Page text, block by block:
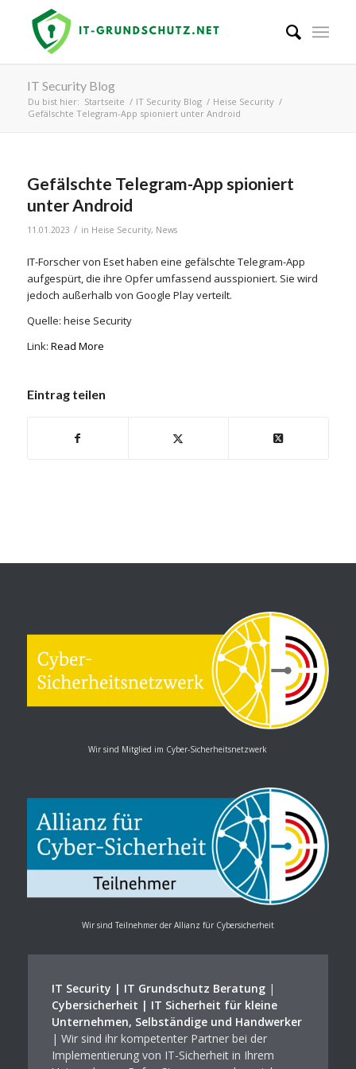
IT Security Blog
Du bist hier: Startseite / IT Security Blog / Heise Security /
Gefälschte Telegram-App spioniert unter Android
Gefälschte Telegram-App spioniert
unter Android
11.01.2023 / in Heise Security, News
IT-Forscher von Eset haben eine gefälschte Telegram-App
aufgespürt, die ihre Opfer umfassend ausspioniert. Sie wird
jedoch außerhalb von Google Play verteilt.
Quelle: heise Security
Link: Read More
Eintrag teilen
Wir sind Mitglied im Cyber-Sicherheitsnetzwerk
Wir sind Teilnehmer der Allianz für Cybersicherheit
IT Security | IT Grundschutz Beratung|
Cybersicherheit | IT Sicherheit für kleine
Unternehmen, Selbständige und Handwerker
| Wir sind ihr kompetenter Partner bei der
Implementierung von IT-Sicherheit in Ihrem